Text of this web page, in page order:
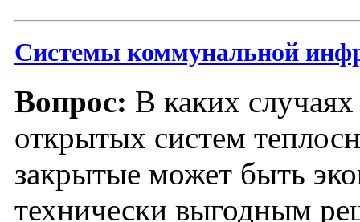
Системы коммунальной
Вопрос: В каких
открытых систем
закрытые может быть
технически выгодным